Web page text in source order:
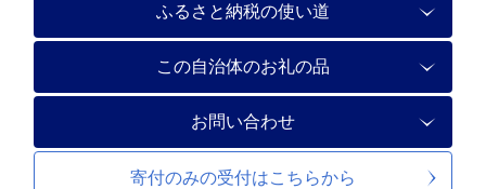
ふるさと納税の使い道
この自治体のお礼の品
お問い合わせ
寄付のみの受付はこちらから